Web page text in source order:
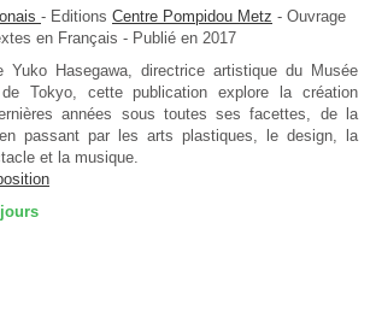
- Editions Centre Pompidou Metz - Ouvrage
en Français - Publié en 2017
Yuko Hasegawa, directrice artistique du Musée
de Tokyo, cette publication explore la création
années sous toutes ses facettes, de la
passant par les arts plastiques, le design, la
et la musique.